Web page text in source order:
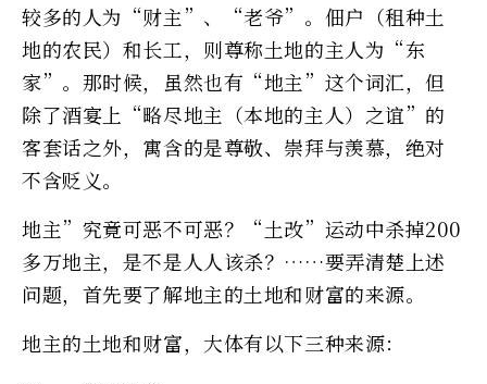
较多的人为“财主”、“老爷”。佃户（租种土
地的农民）和长工，则尊称土地的主人为“东
家”。那时候，虽然也有“地主”这个词汇，但
除了酒宴上“略尽地主（本地的主人）之谊”的
客套话之外，寓含的是尊敬、崇拜与羡慕，绝对
不含贬义。
地主”究竟可恶不可恶？“土改”运动中杀掉200
多万地主，是不是人人该杀？……要弄清楚上述
问题，首先要了解地主的土地和财富的来源。
地主的土地和财富，大体有以下三种来源：